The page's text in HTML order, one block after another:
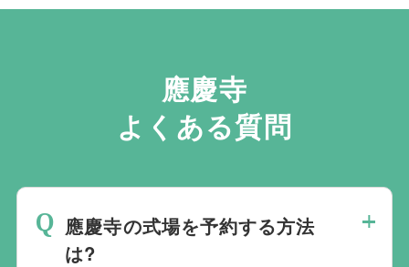
應慶寺
よくある質問
應慶寺の式場を予約する方法
は?